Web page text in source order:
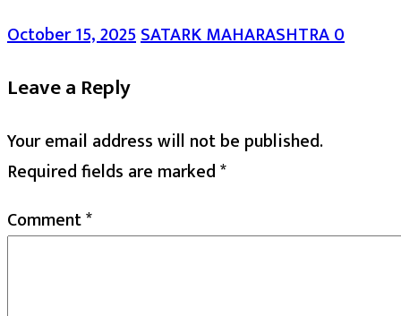
October 15, 2025SATARK MAHARASHTRA0
Leave a Reply
Your email address will not be published.
Required fields are marked*
Comment*